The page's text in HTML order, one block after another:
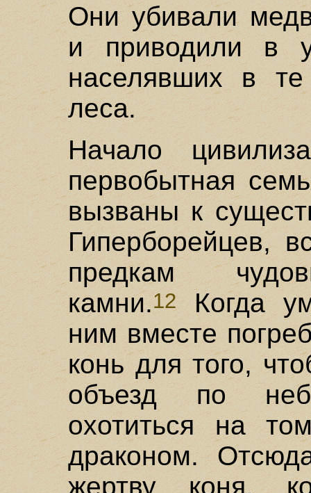
Они убивали
и приводили в
населявших в те
леса.
Начало
первобытная
вызваны к
Гиперборейцев,
предкам
камни.12 Когда
ним вместе
конь для того,
объезд по
охотиться на
драконом.
жертву коня,